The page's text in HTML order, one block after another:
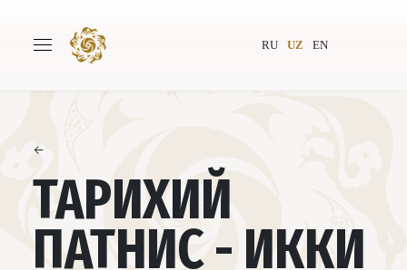
RU UZ EN
Муаллифлар
Нашриёт Янгиликлар
←
ТАРИХИЙ
ПАТНИС - ИККИ